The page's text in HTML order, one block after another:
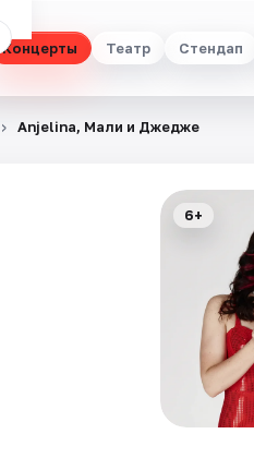
Концерты Театр Стендап
Anjelina, Мали и Джедже
6+